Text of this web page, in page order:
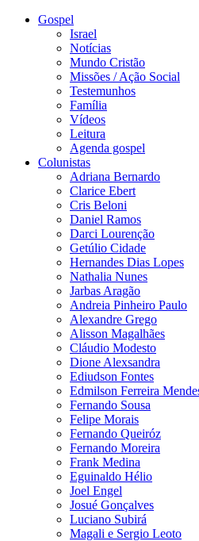
Gospel
Israel
Notícias
Mundo Cristão
Missões / Ação Social
Testemunhos
Família
Vídeos
Leitura
Agenda gospel
Colunistas
Adriana Bernardo
Clarice Ebert
Cris Beloni
Daniel Ramos
Darci Lourenção
Getúlio Cidade
Hernandes Dias Lopes
Nathalia Nunes
Jarbas Aragão
Andreia Pinheiro Paulo
Alexandre Grego
Alisson Magalhães
Cláudio Modesto
Dione Alexsandra
Ediudson Fontes
Edmilson Ferreira
Fernando Sousa
Felipe Morais
Fernando Queiróz
Fernando Moreira
Frank Medina
Eguinaldo Hélio
Joel Engel
Josué Gonçalves
Luciano Subirá
Magali e Sergio Leoto